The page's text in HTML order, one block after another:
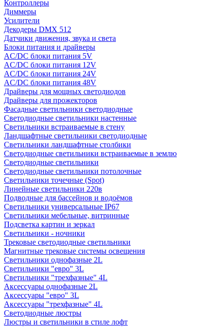
Контроллеры
Диммеры
Усилители
Декодеры DMX 512
Датчики движения, звука и света
Блоки питания и драйверы
AC/DC блоки питания 5V
AC/DC блоки питания 12V
AC/DC блоки питания 24V
AC/DC блоки питания 48V
Драйверы для мощных светодиодов
Драйверы для прожекторов
Фасадные светильники светодиодные
Светодиодные светильники настенные
Светильники встраиваемые в стену
Ландшафтные светильники светодиодные
Светильники ландшафтные столбики
Светодиодные светильники встраиваемые в землю
Светодиодные светильники
Светодиодные светильники потолочные
Светильники точечные (Spot)
Линейные светильники 220в
Подводные для бассейнов и водоёмов
Светильники универсальные IP67
Светильники мебельные, витринные
Подсветка картин и зеркал
Светильники - ночники
Трековые светодиодные светильники
Магнитные трековые системы освещения
Светильники однофазные 2L
Светильники "евро" 3L
Светильники "трехфазные" 4L
Аксессуары однофазные 2L
Аксессуары "евро" 3L
Аксессуары "трехфазные" 4L
Светодиодные люстры
Люстры и светильники в стиле лофт